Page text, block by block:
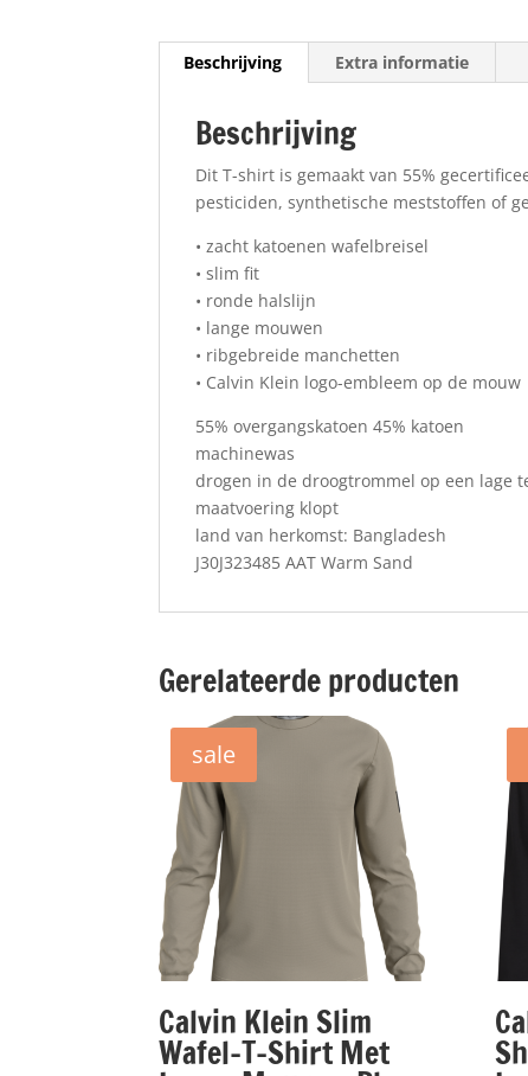
Beschrijving Extra informatie
Beschrijving
Dit T-shirt is gemaakt van 55%
pesticiden, synthetische meststoffen of
• zacht katoenen wafelbreisel
• slim fit
• ronde halslijn
• lange mouwen
• ribgebreide manchetten
• Calvin Klein logo-embleem op de mouw
55% overgangskatoen 45% katoen
machinewas
drogen in de droogtrommel op een lage
maatvoering klopt
land van herkomst: Bangladesh
J30J323485 AAT Warm Sand
Gerelateerde producten
sale
Calvin Klein Slim
Wafel-T-Shirt Met